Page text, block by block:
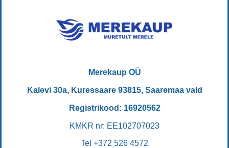
Merekaup OÜ
Kalevi 30a, Kuressaare 93815, Saaremaa vald
Registrikood: 16920562
KMKR nr: EE102707023
Tel +372 526 4572